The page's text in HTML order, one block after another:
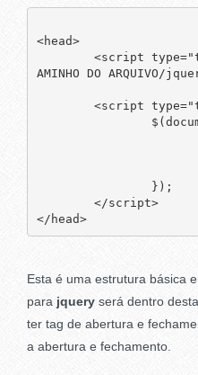
<head>
AMINHO DO ARQUIVO/
</head>
Esta é uma estrutura básica
para jquery será dentro
ter tag de abertura e
a abertura e fechamento.